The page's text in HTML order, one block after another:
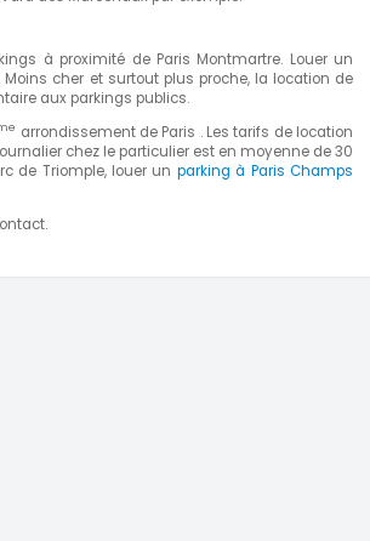
à proximité de Paris Montmartre. Louer un
cher et surtout plus proche, la location de
aux parkings publics.
arrondissement de Paris . Les tarifs de location
chez le particulier est en moyenne de 30
de Triomple, louer un parking à Paris Champs